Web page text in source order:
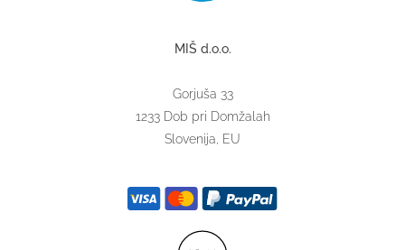
MIŠ d.o.o.
Gorjuša 33
1233 Dob pri Domžalah
Slovenija, EU